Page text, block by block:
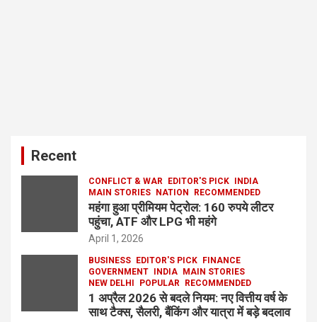
Recent
CONFLICT & WAR EDITOR'S PICK
INDIA
MAIN STORIES
NATION RECOMMENDED
महंगा हुआ प्रीमियम पेट्रोल: 160 रुपये लीटर
पहुंचा, ATF और LPG भी महंगे
April 1, 2026
BUSINESS EDITOR'S PICK
FINANCE
GOVERNMENT
INDIA
MAIN STORIES
NEW DELHI
POPULAR RECOMMENDED
1 अप्रैल 2026 से बदले नियम: नए वित्तीय वर्ष के
साथ टैक्स, सैलरी, बैंकिंग और यात्रा में बड़े बदलाव